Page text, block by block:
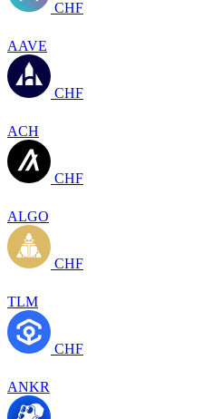
CHF
AAVE
CHF
ACH
CHF
ALGO
CHF
TLM
CHF
ANKR